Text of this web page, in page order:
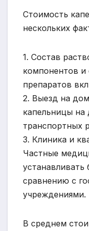
Стоимость
нескольких
1. Состав
компонентов и
препаратов
2. Выезд на
капельницы
транспортных
3. Клиника и
Частные
сравнению с
учреждениями.
В среднем